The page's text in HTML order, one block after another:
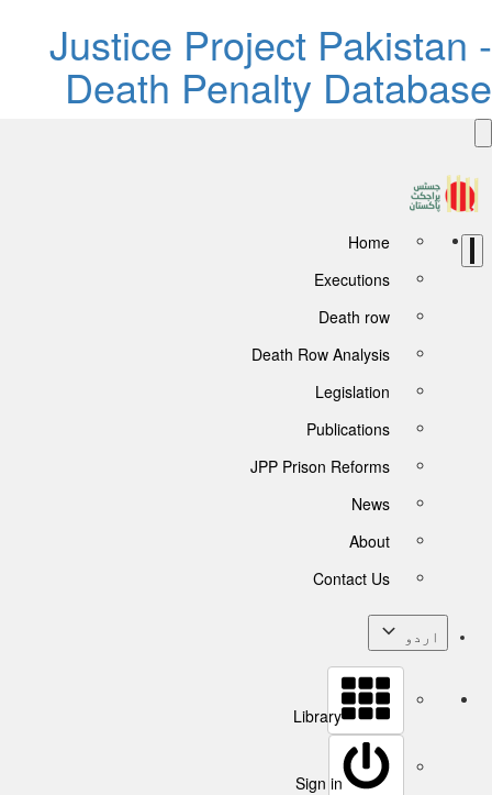
Justice Project
Death Penalty
Home
Executions
Death row
Death Row Analysis
Legislation
Publications
JPP Prison Reforms
News
About
Contact Us
اردو
Library
Sign in